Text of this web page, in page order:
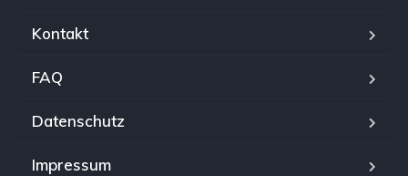
Kontakt
FAQ
Datenschutz
Impressum